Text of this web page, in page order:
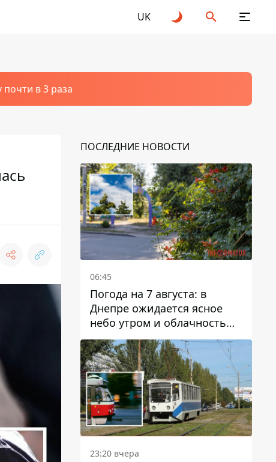
UK
в 3 раза
ПОСЛЕДНИЕ НОВОСТИ
06:45
Погода на 7 августа: в
Днепре ожидается ясное
небо утром и облачность
после обеда
23:20 вчера